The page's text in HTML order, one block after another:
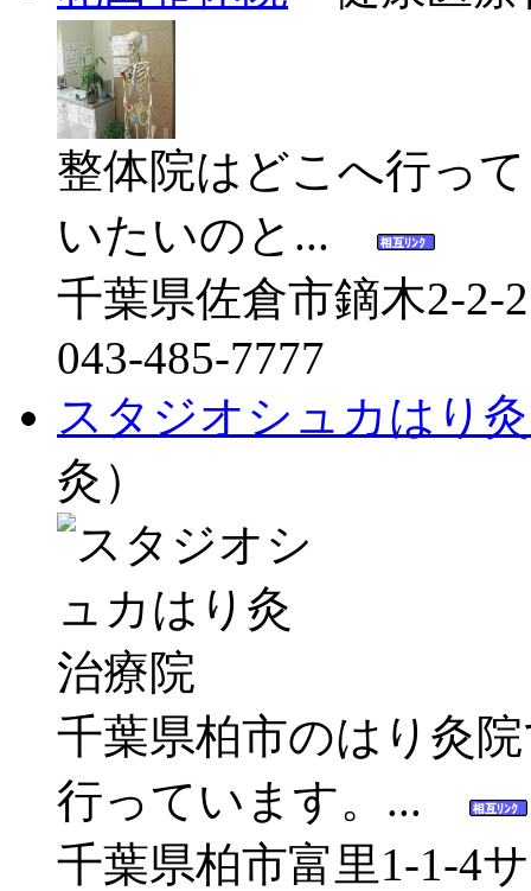
整体院はどこへ行っ
いたいのと...
千葉県佐倉市鏑木2-2-2
043-485-7777
スタジオシュカはり
灸）
千葉県柏市のはり灸
行っています。...
千葉県柏市富里1-1-4